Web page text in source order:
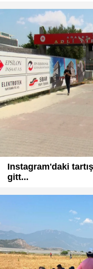
Instagram'daki
gitt...